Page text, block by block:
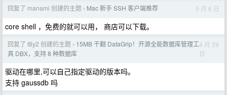
回复了 manami 创建的主题 › Mac 新手 SSH 客户端推荐 5 月 6 日
core shell ，免费的就可以用， 商店可以下载。
回复了 t8y2 创建的主题 › 15MB 干翻 DataGrip！开源全能数据库管理工
具 DBX，支持 8 种数据库
4 月 29
日
驱动在哪里,可以自己指定驱动的版本吗。
支持 gaussdb 吗